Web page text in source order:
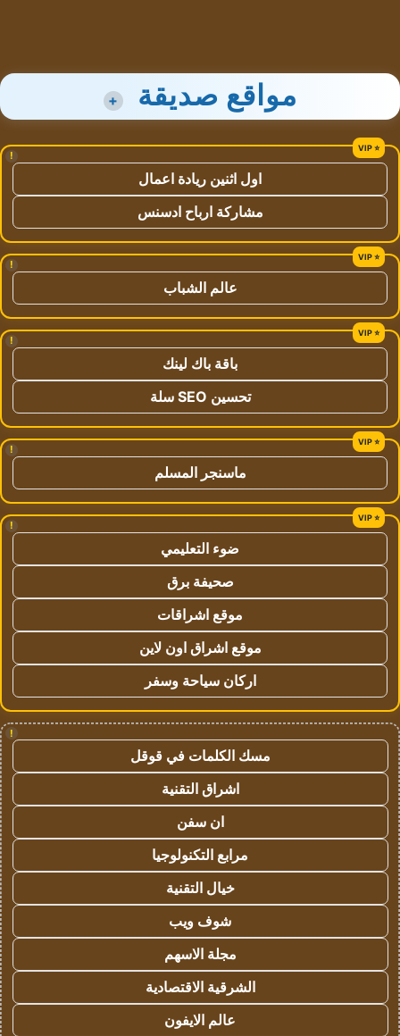
مواقع صديقة +
!
اول اثنين ريادة اعمال
مشاركة ارباح ادسنس
!
عالم الشباب
!
باقة باك لينك
تحسين SEO سلة
!
ماسنجر المسلم
!
ضوء التعليمي
صحيفة برق
موقع اشراقات
موقع اشراق اون لاين
اركان سياحة وسفر
!
مسك الكلمات في قوقل
اشراق التقنية
ان سفن
مرابع التكنولوجيا
خيال التقنية
شوف ويب
مجلة الاسهم
الشرقية الاقتصادية
عالم الايفون